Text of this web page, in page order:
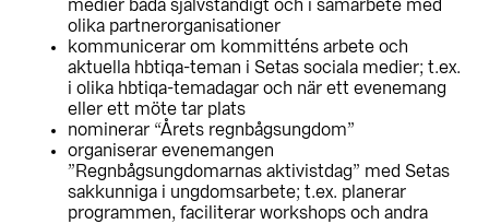
medier båda självständigt och i samarbete med
olika partnerorganisationer
kommunicerar om kommitténs arbete och
aktuella hbtiqa-teman i Setas sociala medier; t.ex.
i olika hbtiqa-temadagar och när ett evenemang
eller ett möte tar plats
nominerar “Årets regnbågsungdom”
organiserar evenemangen
”Regnbågsungdomarnas aktivistdag” med Setas
sakkunniga i ungdomsarbete; t.ex. planerar
programmen, faciliterar workshops och andra